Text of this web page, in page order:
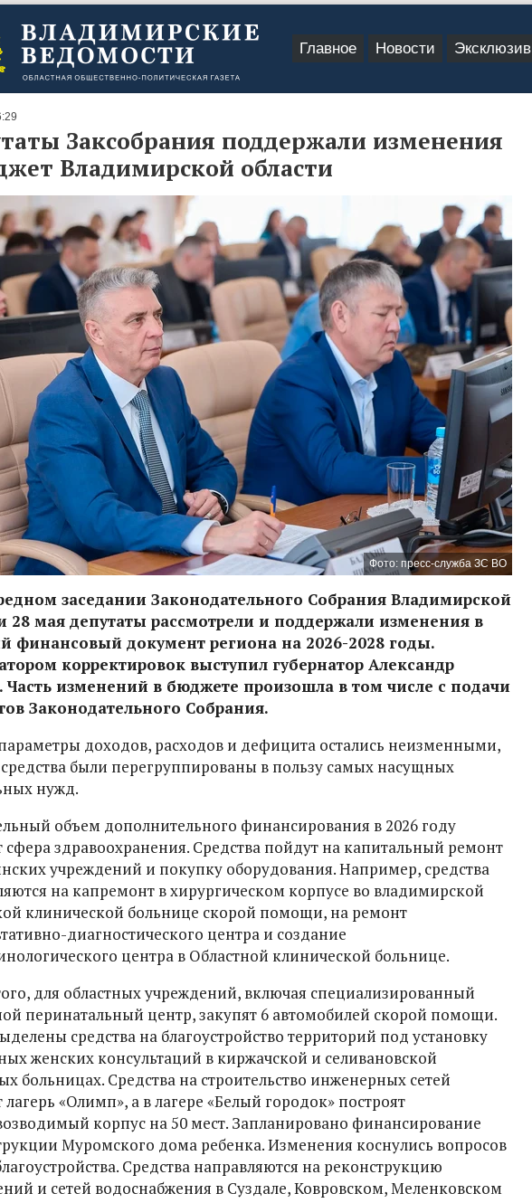
Главное Новости Эксклюзив
Заксобрания поддержали изменения
Владимирской области
Фото: пресс-служба ЗС ВО
заседании Законодательного Собрания Владимирской
28 мая депутаты рассмотрели и поддержали изменения в
финансовый документ региона на 2026-2028 годы.
корректировок выступил губернатор Александр
Часть изменений в бюджете произошла в том числе с подачи
Законодательного Собрания.
доходов, расходов и дефицита остались неизменными,
были перегруппированы в пользу самых насущных
нужд.
объем дополнительного финансирования в 2026 году
сфера здравоохранения. Средства пойдут на капитальный ремонт
учреждений и покупку оборудования. Например, средства
на капремонт в хирургическом корпусе во владимирской
клинической больнице скорой помощи, на ремонт
диагностического центра и создание
центра в Областной клинической больнице.
для областных учреждений, включая специализированный
перинатальный центр, закупят 6 автомобилей скорой помощи.
средства на благоустройство территорий под установку
женских консультаций в киржачской и селивановской
больницах. Средства на строительство инженерных сетей
лагерь «Олимп», а в лагере «Белый городок» построят
корпус на 50 мест. Запланировано финансирование
Муромского дома ребенка. Изменения коснулись вопросов
Средства направляются на реконструкцию
и сетей водоснабжения в Суздале, Ковровском, Меленковском